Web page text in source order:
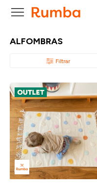

ALFOMBRAS